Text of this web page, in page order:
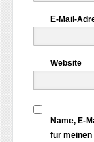
E-Mail-
Website
Name, E-
für